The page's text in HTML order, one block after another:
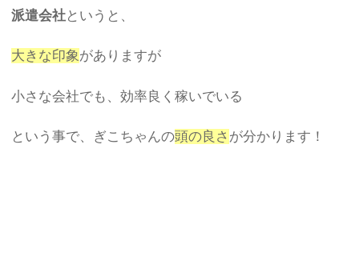
派遣会社というと、
大きな印象がありますが
小さな会社でも、効率良く稼いでいる
という事で、ぎこちゃんの頭の良さ が分かります！